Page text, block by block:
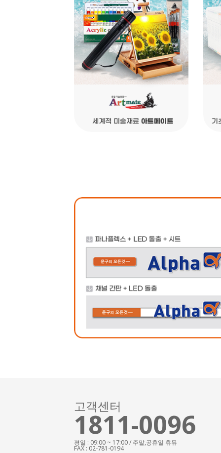
고객센터
1811-0096
평일 : 09:00 ~ 17:00 / 주말,공휴일 휴뮤
FAX : 02-781-0194